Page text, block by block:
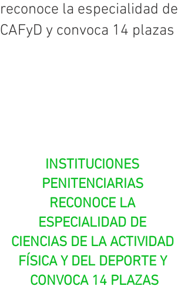
reconoce la especialidad de
CAFyD y convoca 14 plazas
INSTITUCIONES
PENITENCIARIAS
RECONOCE LA
ESPECIALIDAD DE
CIENCIAS DE LA ACTIVIDAD
FÍSICA Y DEL DEPORTE Y
CONVOCA 14 PLAZAS